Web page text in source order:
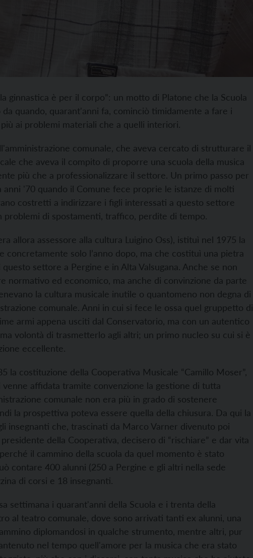
ginnastica è per il corpo”: un motto di Platone che la Scuola
quando, quarant'anni fa, cominciò timidamente a fare i
ai problemi materiali che a quelli interiori.
comunale, che aveva cercato di strutturare il
che aveva il compito di proporre una scuola della musica
più che a professionalizzare il settore. Un primo passo per
'70 quando il Comune fece proprie le istanze di molti
costretti a indirizzare i figli interessati a questo settore
problemi di spostamenti, traffico, perdite di tempo.
allora assessore alla cultura Luigino Oss), istituì nel 1975 la
concretamente solo l’anno dopo, ma che costituì una pietra
settore a Pergine e in Alta Valsugana. Anche se non
normativo ed economico, ma anche di convinzione da parte
la cultura musicale inutile o quantomeno non degna di
comunale. Anni in cui si fece le ossa quel gruppetto di
armi appena usciti dal Conservatorio, ma con un autentico
volontà di trasmetterlo agli altri; un primo nucleo su cui si è
eccellente.
la costituzione della Cooperativa Musicale “Camillo Moser”,
venne affidata tramite convenzione la gestione di tutta
comunale non era più in grado di sostenere
la prospettiva poteva essere quella della chiusura. Da qui la
insegnanti che, trascinati da Marco Varner divenuto poi
della Cooperativa, decisero di “rischiare” e dar vita
il cammino della scuola da quel momento è stato
contare 400 alunni (250 a Pergine e gli altri nella sede
di corsi e 18 insegnanti.
settimana i quarant'anni della Scuola e i trenta della
al teatro comunale, dove sono arrivati tanti ex alunni, una
diplomandosi in qualche strumento, mentre altri, pur
nel tempo quell'amore per la musica che era stato